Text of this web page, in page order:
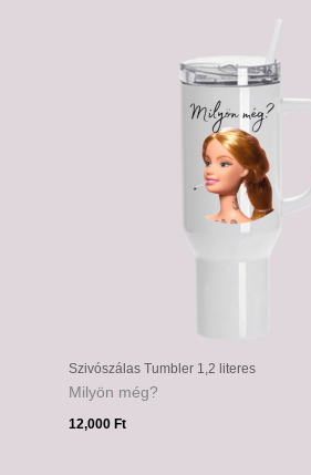
Szivószálas Tumbler 1,2 literes
Milyön még?
12,000Ft